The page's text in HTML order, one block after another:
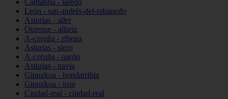
Cantabria - laredo
León - san-andrés-del-rabanedo
Asturias - aller
Ourense - allariz
A-coruña - ribeira
Asturias - siero
A-coruña - narón
Asturias - navia
Gipuzkoa - hondarribia
Gipuzkoa - irun
Ciudad-real - ciudad-real